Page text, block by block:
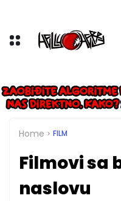
Home FILM
Filmovi sa
naslovu